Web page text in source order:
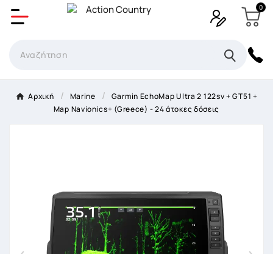
0
Αρχική Marine
Garmin EchoMap Ultra 2 122sv + GT51 +
Map Navionics+ (Greece) - 24 άτοκες δόσεις
Δημιουργία λίστα επιθυμητών
×
Όνομα Λίστα επιθυμιτών
Ακύρωση Δημιουργία λίστα επιθυμητών